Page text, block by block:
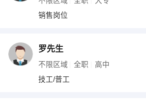
销售岗位
罗先生
不限区域 全职 高中
技工/普工